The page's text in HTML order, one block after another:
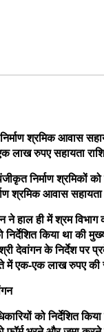
श्रमिक आवास
रुपए सहायता
निर्माण
श्रमिक आवास
हाल ही में श्रम
किया था की
देवांगन के निर्देश पर
में एक-एक लाख रुपए की
को निर्देशित